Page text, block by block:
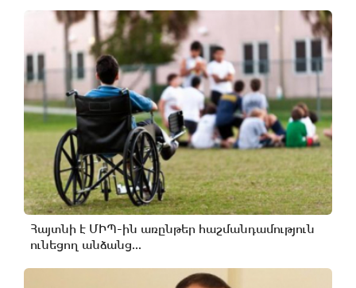
Հայտնի է ՄԻՊ-ին առընթեր հաշմանդամություն
ունեցող անձանց...